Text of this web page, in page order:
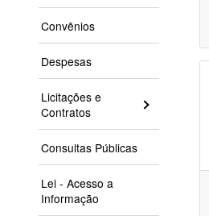
Convênios
Despesas
Licitações e
Contratos
Consultas Públicas
Lei - Acesso a
Informação